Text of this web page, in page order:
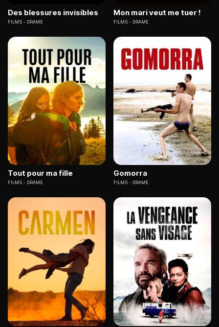
Des blessures invisibles
FILMS DRAME
Mon mari veut me tuer !
FILMS DRAME
Tout pour ma fille
FILMS DRAME
Gomorra
FILMS DRAME